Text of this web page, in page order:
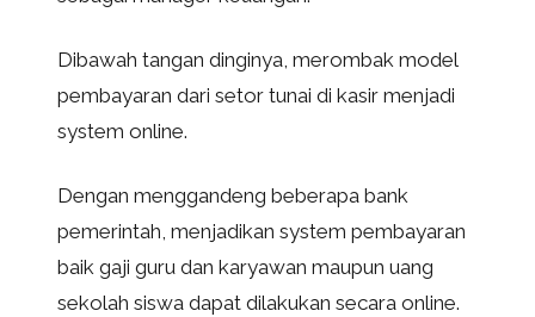
Dibawah tangan dinginya, merombak model
pembayaran dari setor tunai di kasir menjadi
system online.
Dengan menggandeng beberapa bank
pemerintah, menjadikan system pembayaran
baik gaji guru dan karyawan maupun uang
sekolah siswa dapat dilakukan secara online.